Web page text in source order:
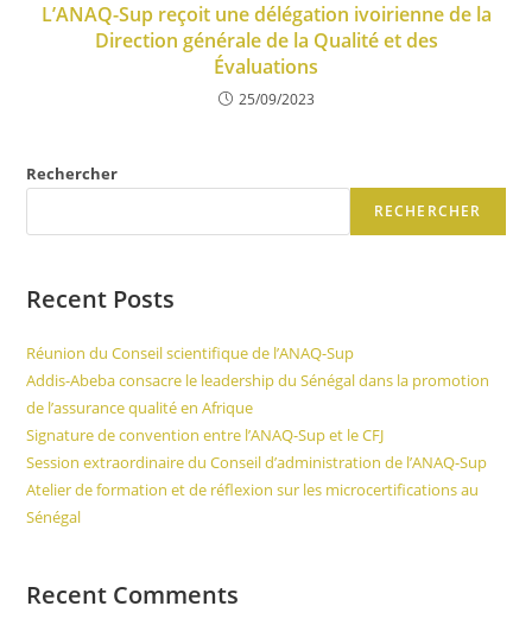
L’ANAQ-Sup reçoit une délégation ivoirienne de la
Direction générale de la Qualité et des
Évaluations
25/09/2023
Rechercher
RECHERCHER
Recent Posts
Réunion du Conseil scientifique de l’ANAQ-Sup
Addis-Abeba consacre le leadership du Sénégal dans la promotion
de l’assurance qualité en Afrique
Signature de convention entre l’ANAQ-Sup et le CFJ
Session extraordinaire du Conseil d’administration de l’ANAQ-Sup
Atelier de formation et de réflexion sur les microcertifications au
Sénégal
Recent Comments